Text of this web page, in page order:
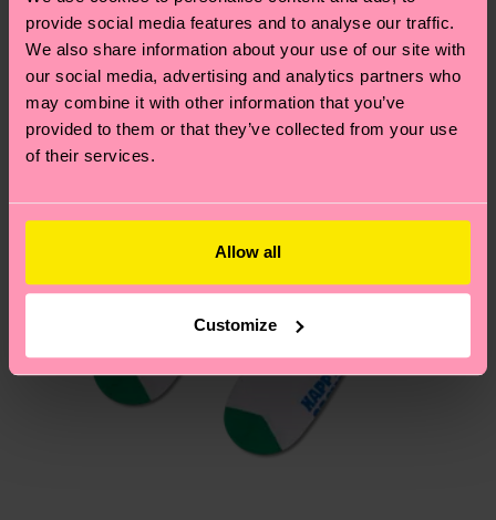
provide social media features and to analyse our traffic.
We also share information about your use of our site with
our social media, advertising and analytics partners who
may combine it with other information that you’ve
provided to them or that they’ve collected from your use
of their services.
Allow all
Customize
Du hast Fragen zu einer Retoure? In unserem
Hilfebereich im ArtikelRetourenfindest du die
am häufigsten gestellten Fragen.